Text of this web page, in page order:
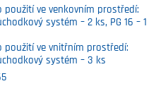
použití ve venkovním prostředí:
systém – 2 ks, PG 16 – 1
použití ve vnitřním prostředí:
systém – 3 ks